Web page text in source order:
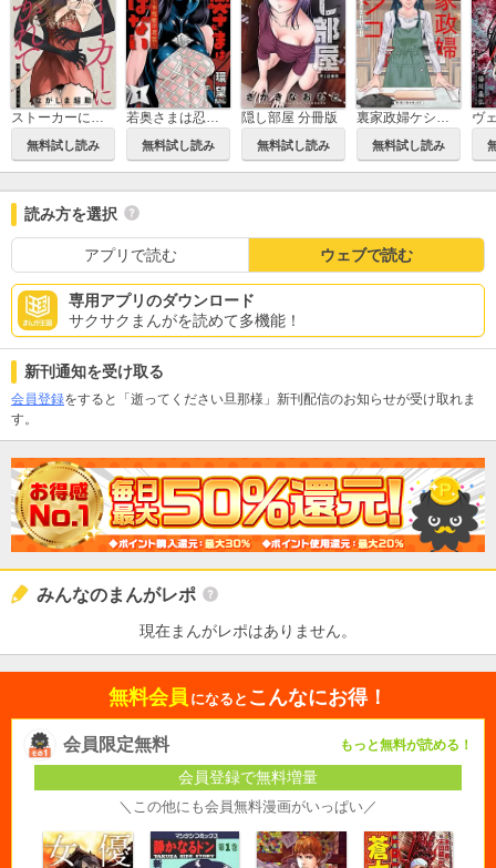
無料試し読み 無料試し読み
隠し部屋 分冊版
無料試し読み 無料試し読み
読み方を選択
アプリで読む ウェブで読む
専用アプリのダウンロード
サクサクまんがを読めて多機能！
新刊通知を受け取る
会員登録をすると「逝ってください旦那様」新刊配信のお知らせが受け取れま
す。
みんなのまんがレポ
現在まんがレポはありません。
無料会員 になると こんなにお得！
会員限定無料 もっと無料が読める！
会員登録で無料増量
＼この他にも会員無料漫画がいっぱい／